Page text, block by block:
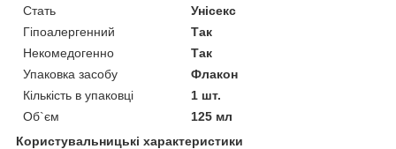
Стать
Унісекс
Гіпоалергенний
Так
Некомедогенно
Так
Упаковка засобу
Флакон
Кількість в упаковці
1 шт.
Об`єм
125 мл
Користувальницькі характеристики